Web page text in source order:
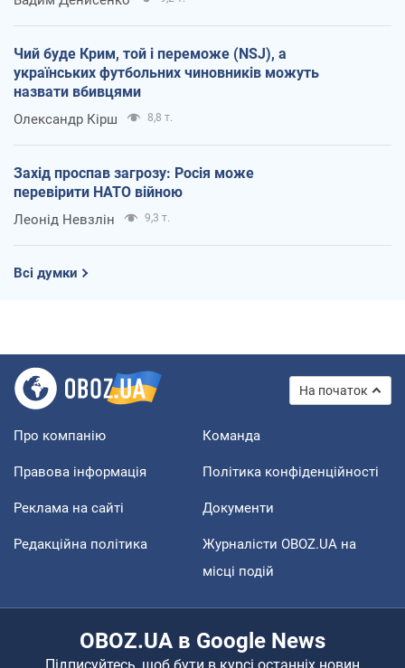
Чий буде Крим, той і переможе (NSJ), а
українських футбольних чиновників можуть
назвати вбивцями
Олександр Кірш 8,8 т.
Захід проспав загрозу: Росія може
перевірити НАТО війною
Леонід Невзлін 9,3 т.
Всі думки
На початок
Про компанію Команда
Правова інформація Політика конфіденційності
Реклама на сайті Документи
Редакційна політика
Журналісти OBOZ.UA на
місці подій
OBOZ.UA в Google News